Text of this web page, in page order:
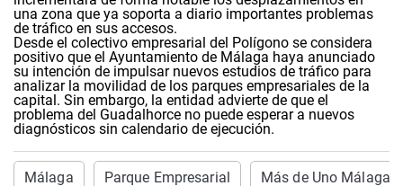
una zona que ya soporta a diario importantes problemas
de tráfico en sus accesos.
Desde el colectivo empresarial del Polígono se considera
positivo que el Ayuntamiento de Málaga haya anunciado
su intención de impulsar nuevos estudios de tráfico para
analizar la movilidad de los parques empresariales de la
capital. Sin embargo, la entidad advierte de que el
problema del Guadalhorce no puede esperar a nuevos
diagnósticos sin calendario de ejecución.
Málaga Parque Empresarial Más de Uno Málaga